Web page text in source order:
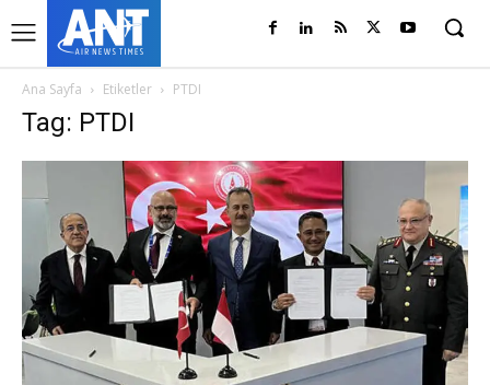
Ana Sayfa Etiketler PTDI
Tag: PTDI